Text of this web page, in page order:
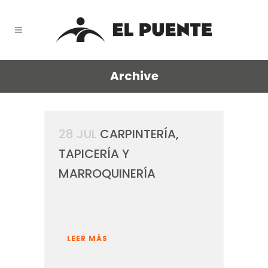
Archive
28 JUL CARPINTERÍA,
TAPICERÍA Y
MARROQUINERÍA
LEER MÁS